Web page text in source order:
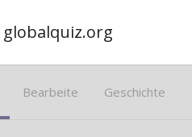
globalquiz.org
Bearbeite Geschichte